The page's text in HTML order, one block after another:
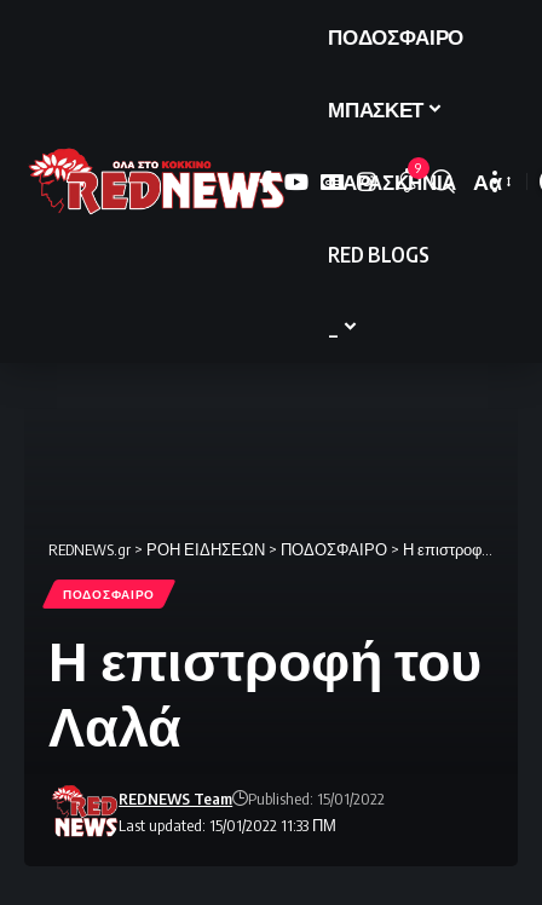
ΠΟΔΟΣΦΑΙΡΟ
ΜΠΑΣΚΕΤ
ΠΑΡΑΣΚΗΝΙΑ
RED BLOGS
9
Font
Αα
REDNEWS.gr > ΡΟΗ ΕΙΔΗΣΕΩΝ > ΠΟΔΟΣΦΑΙΡΟ > Η επιστροφή του Λαλά
ΠΟΔΟΣΦΑΙΡΟ
Η επιστροφή του
Λαλά
Last updated: 15/01/2022 11:33 ΠΜ
REDNEWS Team Published: 15/01/2022